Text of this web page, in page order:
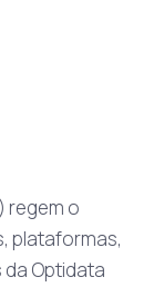
regem o
plataformas,
Optidata